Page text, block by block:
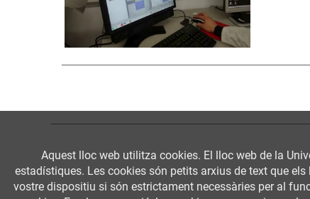
Aquest lloc web utilitza cookies. El lloc web de la
estadístiques. Les cookies són petits arxius de text que
vostre dispositiu si són estrictament necessàries per al